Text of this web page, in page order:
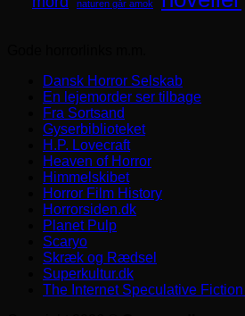
naturen går amok
Dansk Horror Selskab
En lejemorder ser tilbage
Fra Sortsand
Gyserbiblioteket
H.P. Lovecraft
Heaven of Horror
Himmelskibet
Horror Film History
Horrorsiden.dk
Planet Pulp
Scaryo
Skræk og Rædsel
Superkultur.dk
The Internet Speculative